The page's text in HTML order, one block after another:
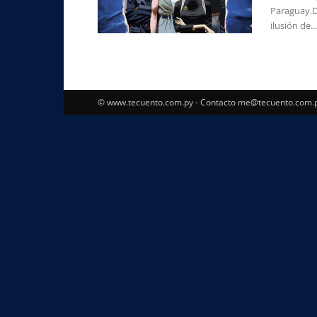
ilusión de...
© www.tecuento.com.py - Contacto